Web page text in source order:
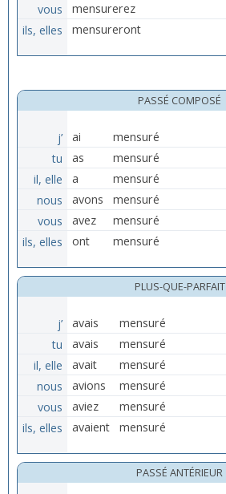
vous
mensurerez
ils, elles
mensureront
PASSÉ COMPOSÉ
j’ ai
mensuré
tu
as
mensuré
il, elle
a
mensuré
nous
avons
mensuré
vous
avez
mensuré
ils, elles
ont mensuré
PLUS-QUE-PARFAIT
j’ avais
mensuré
tu
avais
mensuré
il, elle
avait
mensuré
nous
avions
mensuré
vous
aviez
mensuré
ils, elles
avaient mensuré
PASSÉ ANTÉRIEUR